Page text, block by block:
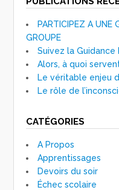
PARTICIPEZ A UNE
GROUPE
Suivez la
Alors, à quoi
Le véritable enjeu
Le rôle de
CATÉGORIES
A Propos
Apprentissages
Devoirs du soir
Échec scolaire